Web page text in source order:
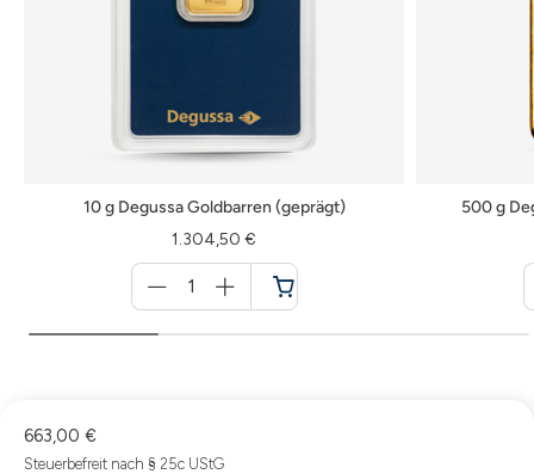
10 g Degussa Goldbarren (geprägt)
1.304,50 €
für
Warenkorb
500 g
663,00 €
Steuerbefreit nach § 25c UStG